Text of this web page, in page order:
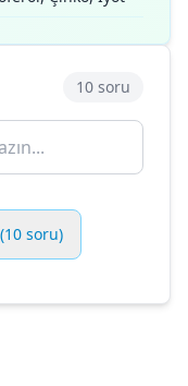
10 soru
soru)